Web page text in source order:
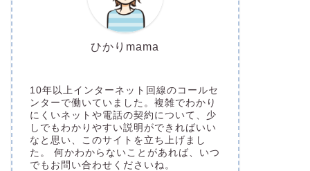
ひかりmama
10年以上インターネット回線のコールセ
ンターで働いていました。複雑でわかり
にくいネットや電話の契約について、少
しでもわかりやすい説明ができればいい
なと思い、このサイトを立ち上げまし
た。 何かわからないことがあれば、いつ
でもお問い合わせくださいね。